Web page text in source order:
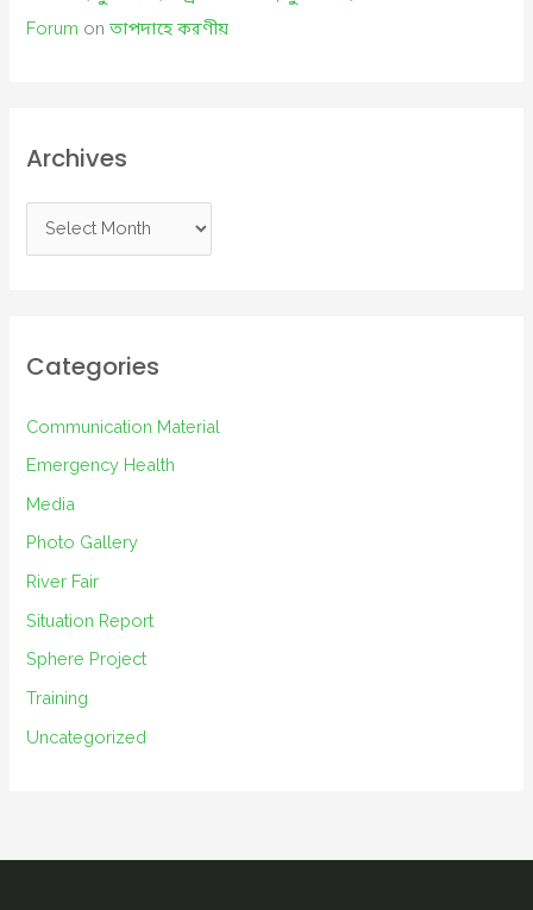
Forum onতাপদাহে করণীয়
Archives
r
i
e
s
Categories
Communication Material
Emergency Health
Media
Photo Gallery
River Fair
Situation Report
Sphere Project
Training
Uncategorized